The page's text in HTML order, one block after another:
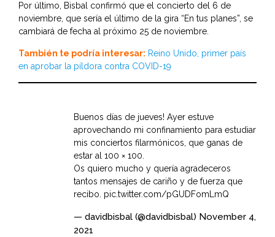
Por último, Bisbal confirmó que el concierto del 6 de
noviembre, que sería el último de la gira “En tus planes”, se
cambiará de fecha al próximo 25 de noviembre.
También te podría interesar: Reino Unido, primer país
en aprobar la píldora contra COVID-19
Buenos días de jueves! Ayer estuve
aprovechando mi confinamiento para estudiar
mis conciertos filarmónicos, que ganas de
estar al 100 × 100.
Os quiero mucho y quería agradeceros
tantos mensajes de cariño y de fuerza que
recibo. pic.twitter.com/pGUDFomLmQ
— davidbisbal (@davidbisbal) November 4,
2021